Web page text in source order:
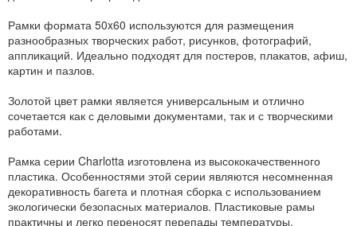
Рамки формата 50x60 используются для размещения
разнообразных творческих работ, рисунков, фотографий,
аппликаций. Идеально подходят для постеров, плакатов, афиш,
картин и пазлов.
Золотой цвет рамки является универсальным и отлично
сочетается как с деловыми документами, так и с творческими
работами.
Рамка серии Charlotta изготовлена из высококачественного
пластика. Особенностями этой серии являются несомненная
декоративность багета и плотная сборка с использованием
экологически безопасных материалов. Пластиковые рамы
практичны и легко переносят перепады температуры.